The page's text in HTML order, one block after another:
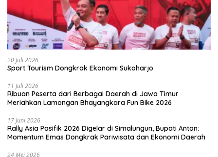
20 Juli 2026
Sport Tourism Dongkrak Ekonomi Sukoharjo
11 Juli 2026
Ribuan Peserta dari Berbagai Daerah di Jawa Timur
Meriahkan Lamongan Bhayangkara Fun Bike 2026
17 Juni 2026
Rally Asia Pasifik 2026 Digelar di Simalungun, Bupati Anton:
Momentum Emas Dongkrak Pariwisata dan Ekonomi Daerah
24 Mei 2026